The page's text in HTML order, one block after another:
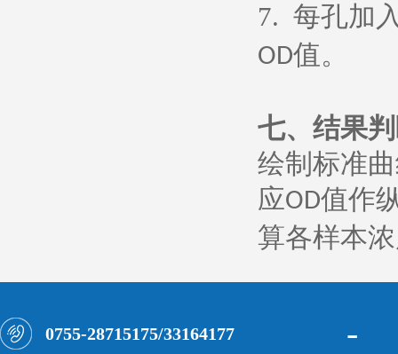
7. 每孔加
OD值。
七、 结果
绘制标准
应OD值作
算各样本
0755-28715175/33164177 -